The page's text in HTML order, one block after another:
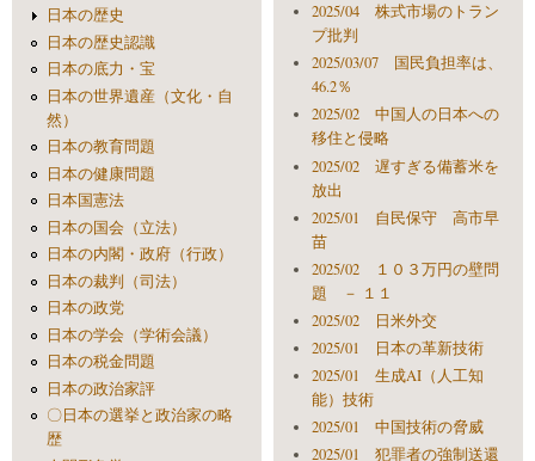
日本の歴史
日本の歴史認識
日本の底力・宝
日本の世界遺産（文化・自
然）
日本の教育問題
日本の健康問題
日本国憲法
日本の国会（立法）
日本の内閣・政府（行政）
日本の裁判（司法）
日本の政党
日本の学会（学術会議）
日本の税金問題
日本の政治家評
〇日本の選挙と政治家の略
歴
2025/04 株式市場のトラン
プ批判
2025/03/07 国民負担率は、
46.2％
2025/02 中国人の日本への
移住と侵略
2025/02 遅すぎる備蓄米を
放出
2025/01 自民保守 高市早
苗
2025/02 １０３万円の壁問
題 － １１
2025/02 日米外交
2025/01 日本の革新技術
2025/01 生成AI（人工知
能）技術
2025/01 中国技術の脅威
2025/01 犯罪者の強制送還